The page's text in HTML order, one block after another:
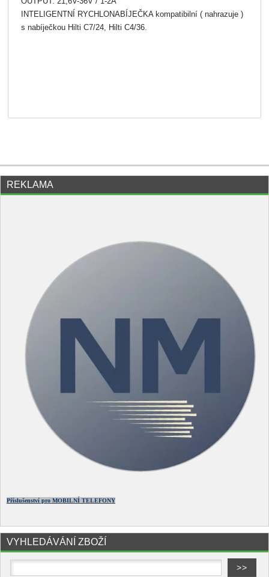
INTELIGENTNÍ RYCHLONABÍJEČKA kompatibilní ( nahrazuje )
s nabíječkou Hilti C7/24, Hilti C4/36.
REKLAMA
Příslušenství pro MOBILNÍ TELEFONY
VYHLEDÁVÁNÍ ZBOŽÍ